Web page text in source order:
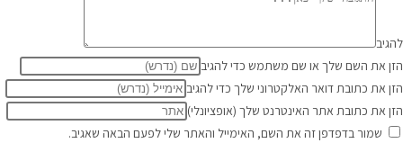
להגיב
הזן את השם שלך או שם משתמש כדי להגיב
הזן את כתובת דואר האלקטרוני שלך כדי להגיב
הזן את כתובת אתר האינטרנט שלך (אופציונלי)
שמור בדפדפן זה את השם, האימייל והאתר שלי לפעם הבאה שאגיב.